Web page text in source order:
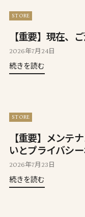
STORE
【重要】現在、
2026年7月24日
続きを読む
STORE
【重要】メンテ
いとプライバシ
2026年7月23日
続きを読む